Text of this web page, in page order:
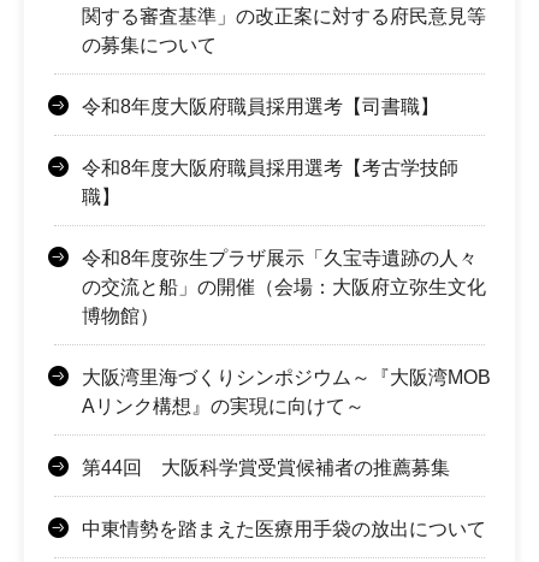
関する審査基準」の改正案に対する府民意見等
の募集について
令和8年度大阪府職員採用選考【司書職】
令和8年度大阪府職員採用選考【考古学技師
職】
令和8年度弥生プラザ展示「久宝寺遺跡の人々
の交流と船」の開催（会場：大阪府立弥生文化
博物館）
大阪湾里海づくりシンポジウム～『大阪湾MOB
Aリンク構想』の実現に向けて～
第44回 大阪科学賞受賞候補者の推薦募集
中東情勢を踏まえた医療用手袋の放出について